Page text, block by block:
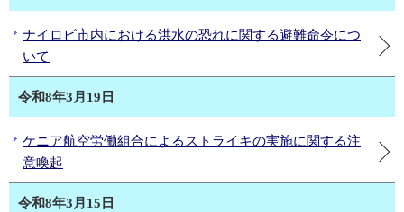
ナイロビ市内における洪水の恐れに関する避難命令につ
いて
令和8年3月19日
ケニア航空労働組合によるストライキの実施に関する注
意喚起
令和8年3月15日